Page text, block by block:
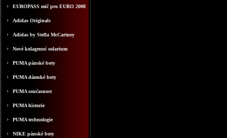
EUROPASS mič pro EURO 2008
Adidas Originals
Adidas by Stella McCartney
Nové kolagenní solarium
PUMA pánské boty
PUMA dámské boty
PUMA současnost
PUMA historie
PUMA technologie
NIKE pánské boty